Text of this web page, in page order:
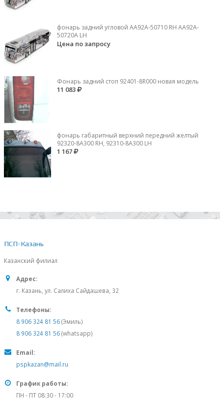
фонарь задний угловой AA92A-50710 RH AA92A-
50720A LH
Цена по запросу
Фонарь задний стоп 92401-8R000 новая модель
11 083
фонарь габаритный верхний передний желтый
92320-8A300 RH, 92310-8А300 LH
1 167
ПСП-Казань
Казанский филиал
Адрес:
г. Казань, ул. Салиха Сайдашева, 32
Телефоны:
8 906 324 81 56(Эмиль)
8 906 324 81 56(whatsapp)
Email:
pspkazan@mail.ru
График работы:
ПН - ПТ 08:30 - 17:00